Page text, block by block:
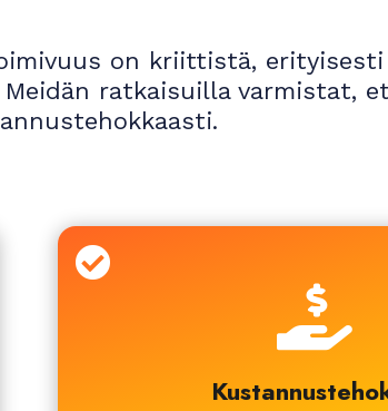
on kriittistä, erityisesti
ratkaisuilla varmistat,

